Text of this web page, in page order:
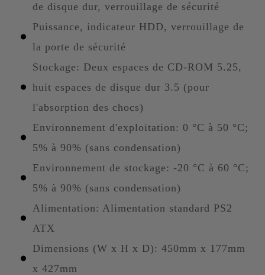
de disque dur, verrouillage de sécurité
Puissance, indicateur HDD, verrouillage de
la porte de sécurité
Stockage: Deux espaces de CD-ROM 5.25,
huit espaces de disque dur 3.5 (pour
l'absorption des chocs)
Environnement d'exploitation: 0 °C à 50 °C;
5% à 90% (sans condensation)
Environnement de stockage: -20 °C à 60 °C;
5% à 90% (sans condensation)
Alimentation: Alimentation standard PS2
ATX
Dimensions (W x H x D): 450mm x 177mm
x 427mm